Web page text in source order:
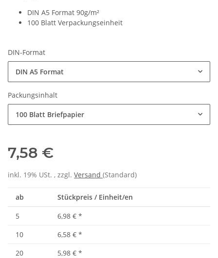
DIN A5 Format 90g/m²
100 Blatt Verpackungseinheit
DIN-Format
DIN A5 Format
Packungsinhalt
100 Blatt Briefpapier
7,58 €
inkl. 19% USt. , zzgl. Versand (Standard)
ab Stückpreis / Einheit/en
5 6,98 € *
10
6,58 € *
20
5,98 € *